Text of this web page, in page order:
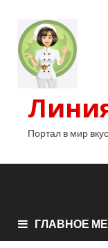
Портал в мир
ГЛАВНОЕ